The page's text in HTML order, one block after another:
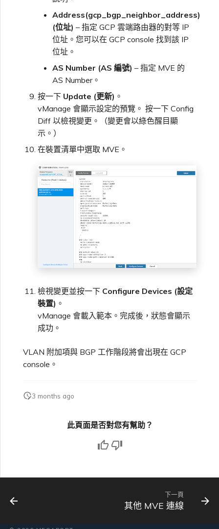
Address(gcp_bgp_neighbor_address)
(位址) – 指定 GCP 雲端路由器的對等 IP
位址。您可以在 GCP console 找到該 IP
位址。
AS Number (AS 編號) – 指定 MVE 的
AS Number。
按一下 Update (更新) 。
vManage 會顯示設定的預覽。 按一下 Config
Diff 以檢視變更。（變更會以綠色醒目顯
示。）
在裝置清單中選取 MVE。
檢視變更並按一下 Configure Devices (設定
裝置) 。
vManage 會載入範本。完成後，狀態會顯示
成功。
VLAN 附加項與 BGP 工作階段將會出現在 GCP
console。
3 months ago
此頁面是否對您有幫助？
下一頁
其他 MVE 連線